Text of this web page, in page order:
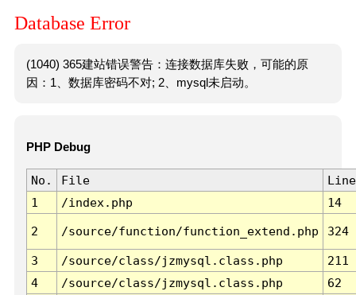
Database Error
(1040) 365建站错误警告：连接数据库失败，可能的原
因：1、数据库密码不对; 2、mysql未启动。
PHP Debug
No. File
Line
1
/index.php 14
2 /source/function/function_extend.php 324
3 /source/class/jzmysql.class.php
211
4
/source/class/jzmysql.class.php
62